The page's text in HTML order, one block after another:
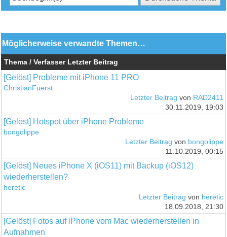
Möglicherweise verwandte Themen…
Thema / Verfasser Letzter Beitrag
[Gelöst] Probleme mit iPhone 11 PRO
ChristianFuerst
Letzter Beitrag von RAD2411
30.11.2019, 19:03
[Gelöst] Hotspot über iPhone Probleme
bongolippe
Letzter Beitrag von bongolippe
11.10.2019, 00:15
[Gelöst] Neues iPhone X (iOS11) mit Backup (iOS12)
wiederherstellen?
heretic
Letzter Beitrag von heretic
18.09.2018, 21:30
[Gelöst] Fotos auf iPhone vom Mac wiederherstellen in
Aufnahmen